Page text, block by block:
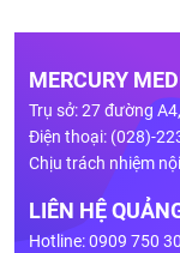
MERCURY
Trụ sở: 27 đường
Điện thoại: (028)-
Chịu trách nhiệm
LIÊN HỆ
Hotline: 0909 750